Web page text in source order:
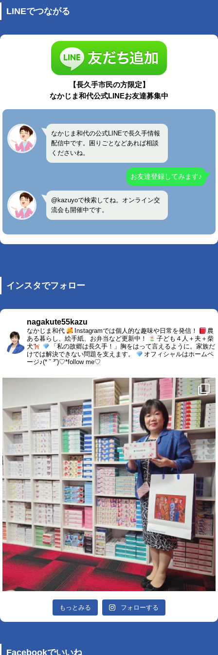
LINEでつながる
【長久手市民の方限定】
なかじま和代公式LINEお友達募集中
なかじま和代の公式LINEで長久手情報
配信中です。困りごとなどあれば相談
くださいね。
お友達登録してみます♪
@kazuyoで検索してね。オンライン交
流会も開催中です。
インスタでフォロー
nagakute55kazu
なかじま和代 Instagramでは個人的な趣味や日常を発信！
農
ある暮らし、絵手紙、お弁当など更新中！
子ども４人＋夫＋柴
犬
「私の故郷は長久手！」胸をはって言えるように。家族だ
けでは解決できない問題を支えます。
オフィシャルはホームペ
ージ♪(* ˘ ³˘)♡*follow me♡
もっとみる フォローする
Facebookでいいね